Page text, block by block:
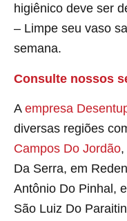
higiênico deve ser
– Limpe seu vaso
semana.
Consulte nossos
A empresa
diversas regiões
Campos Do Jordão,
Da Serra, em
Antônio Do Pinhal,
São Luiz Do